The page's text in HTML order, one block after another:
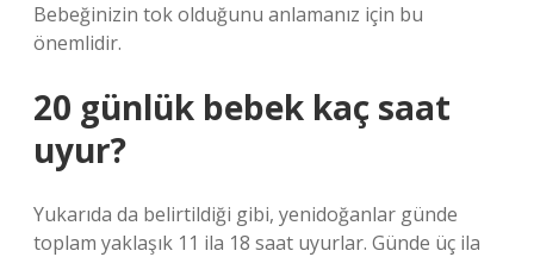
Bebeğinizin tok olduğunu anlamanız için bu
önemlidir.
20 günlük bebek kaç saat
uyur?
Yukarıda da belirtildiği gibi, yenidoğanlar günde
toplam yaklaşık 11 ila 18 saat uyurlar. Günde üç ila